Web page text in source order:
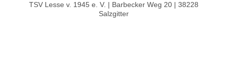
TSV Lesse v. 1945 e. V. | Barbecker Weg 20 | 38228
Salzgitter